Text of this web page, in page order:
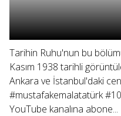
Tarihin Ruhu'nun bu
Kasım 1938 tarihli
Ankara ve İstanbul'daki
#mustafakemalatatürk
YouTube kanalına abone...